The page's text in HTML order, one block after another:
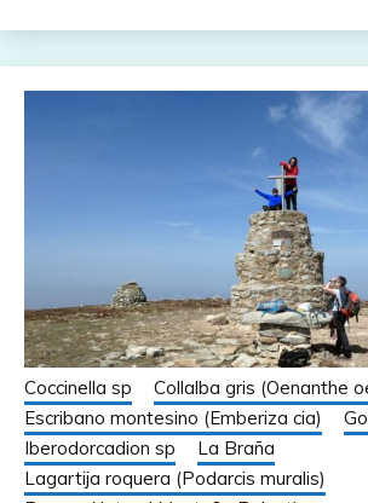
Coccinella sp
Collalba gris (Oenanthe
Escribano montesino (Emberiza cia)
Iberodorcadion sp
La Braña
Lagartija roquera (Podarcis muralis)